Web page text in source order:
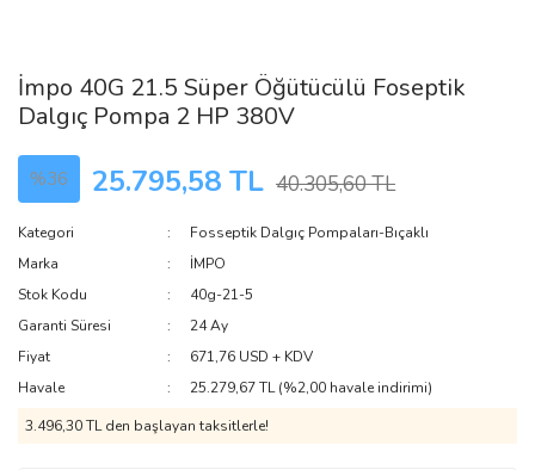
İmpo 40G 21.5 Süper Öğütücülü Foseptik
Dalgıç Pompa 2 HP 380V
%36 25.795,58 TL 40.305,60 TL
Kategori
Fosseptik Dalgıç Pompaları-Bıçaklı
Marka
İMPO
Stok Kodu
40g-21-5
Garanti Süresi
24 Ay
Fiyat
671,76 USD + KDV
Havale
25.279,67 TL (%2,00 havale indirimi)
3.496,30 TL den başlayan taksitlerle!